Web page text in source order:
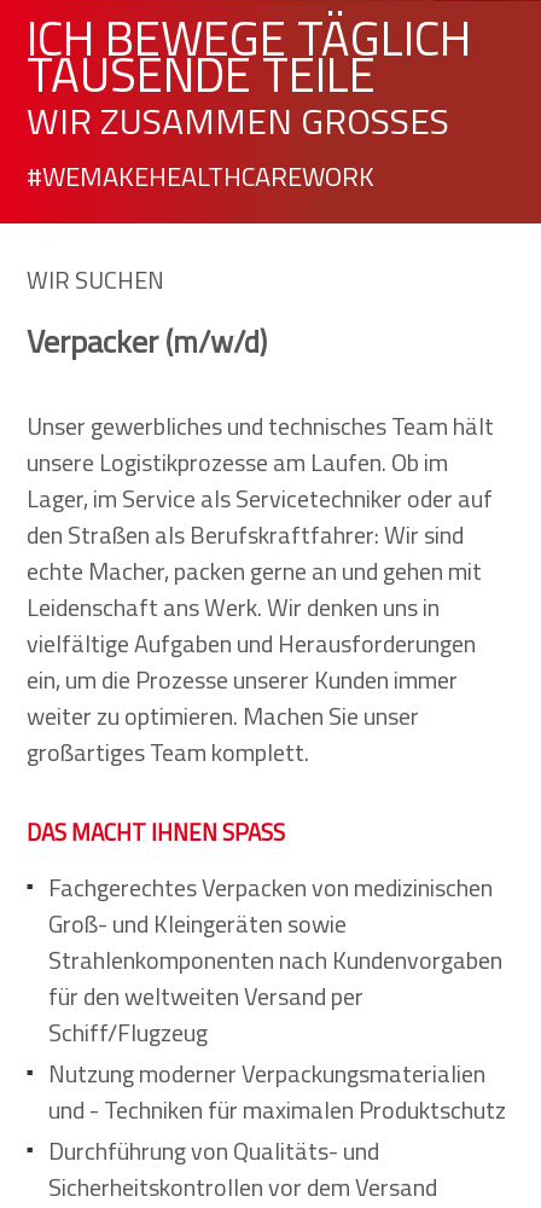
ICH BEWEGE TÄGLICH
TAUSENDE TEILE
WIR ZUSAMMEN GROSSES
#WEMAKEHEALTHCAREWORK
WIR SUCHEN
Verpacker(m/w/d)
Unser gewerbliches und technisches Team hält
unsere Logistikprozesse am Laufen. Ob im
Lager, im Service als Servicetechniker oder auf
den Straßen als Berufskraftfahrer: Wir sind
echte Macher, packen gerne an und gehen mit
Leidenschaft ans Werk. Wir denken uns in
vielfältige Aufgaben und Herausforderungen
ein, um die Prozesse unserer Kunden immer
weiter zu optimieren. Machen Sie unser
großartiges Team komplett.
DAS MACHT IHNEN SPASS
Fachgerechtes Verpacken von medizinischen
Groß- und Kleingeräten sowie
Strahlenkomponenten nach Kundenvorgaben
für den weltweiten Versand per
Schiff/Flugzeug
Nutzung moderner Verpackungsmaterialien
und - Techniken für maximalen Produktschutz
Durchführung von Qualitäts- und
Sicherheitskontrollen vor dem Versand